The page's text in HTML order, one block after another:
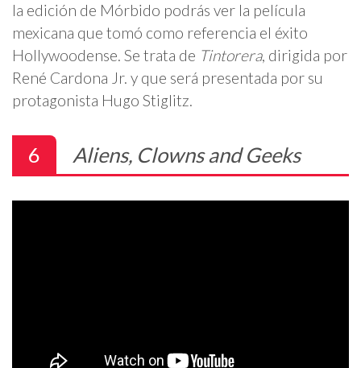
la edición de Mórbido podrás ver la película
mexicana que tomó como referencia el éxito
Hollywoodense. Se trata de Tintorera, dirigida por
René Cardona Jr. y que será presentada por su
protagonista Hugo Stiglitz.
6 Aliens, Clowns and Geeks